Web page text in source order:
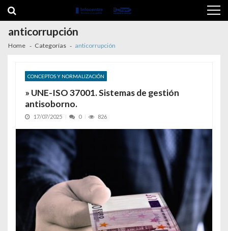
anticorrupción
Home Categorías anticorrupción
CONCEPTOS Y NORMALIZACIÓN
» UNE-ISO 37001. Sistemas de gestión
antisoborno.
17/07/2025 0 826